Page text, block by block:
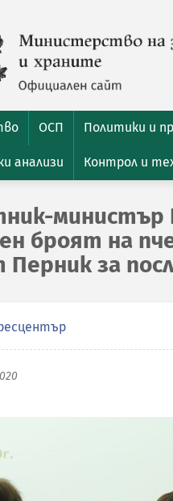
ОСП Политики и
анализи Контрол и
министър
броят на
Перник за